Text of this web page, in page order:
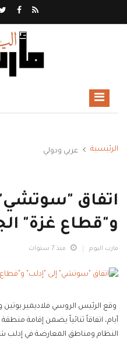
الرئيسية عربي ودولي
اتفاق
و"قطاع غزة"
مارب اليوم منذ 7 سنوات
وقع الرئيس الروسي فلاديمير
أيام، اتفاقاً ثنائياً يضمن إقامة
النظام ومناطق المعارضة في